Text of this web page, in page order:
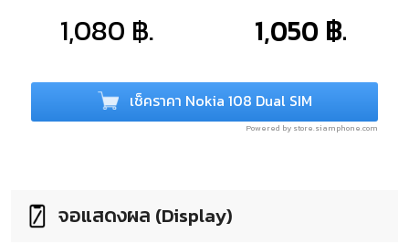
1,080 ฿. 1,050 ฿.
เช็คราคา Nokia 108 Dual SIM
Powered by store.siamphone.com
จอแสดงผล (Display)